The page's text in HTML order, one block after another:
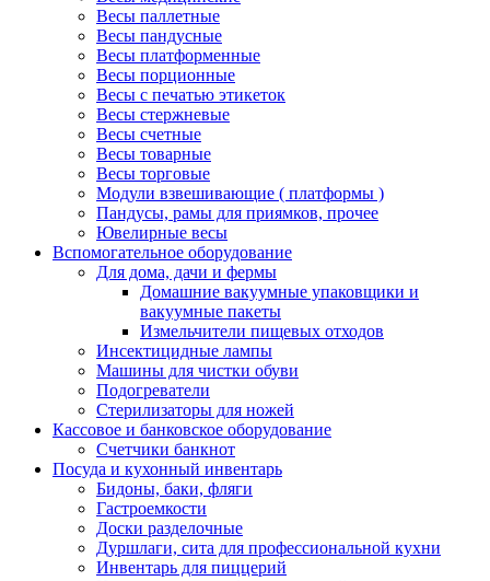
Весы паллетные
Весы пандусные
Весы платформенные
Весы порционные
Весы с печатью этикеток
Весы стержневые
Весы счетные
Весы товарные
Весы торговые
Модули взвешивающие ( платформы )
Пандусы, рамы для приямков, прочее
Ювелирные весы
Вспомогательное оборудование
Для дома, дачи и фермы
Домашние вакуумные упаковщики и
вакуумные пакеты
Измельчители пищевых отходов
Инсектицидные лампы
Машины для чистки обуви
Подогреватели
Стерилизаторы для ножей
Кассовое и банковское оборудование
Счетчики банкнот
Посуда и кухонный инвентарь
Бидоны, баки, фляги
Гастроемкости
Доски разделочные
Дуршлаги, сита для профессиональной кухни
Инвентарь для пиццерий